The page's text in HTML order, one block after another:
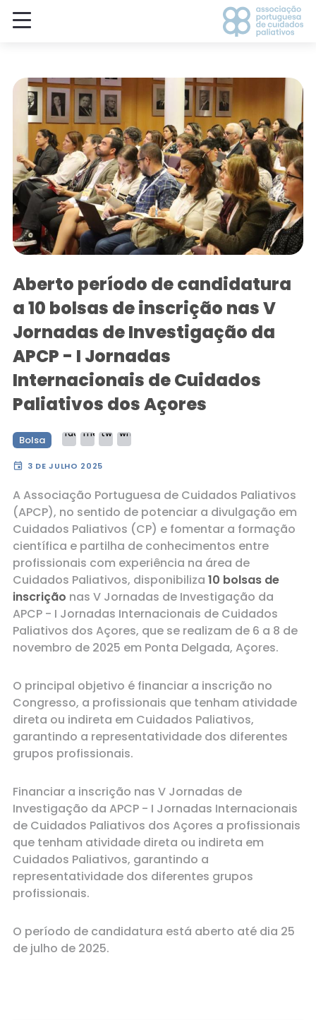
Aberto período de candidatura
a 10 bolsas de inscrição nas V
Jornadas de Investigação da
APCP - I Jornadas
Internacionais de Cuidados
Paliativos dos Açores
Bolsa
event 3 DE JULHO 2025
A Associação Portuguesa de Cuidados Paliativos
(APCP), no sentido de potenciar a divulgação em
Cuidados Paliativos (CP) e fomentar a formação
científica e partilha de conhecimentos entre
profissionais com experiência na área de
Cuidados Paliativos, disponibiliza 10 bolsas de
inscrição nas V Jornadas de Investigação da
APCP - I Jornadas Internacionais de Cuidados
Paliativos dos Açores, que se realizam de 6 a 8 de
novembro de 2025 em Ponta Delgada, Açores.
O principal objetivo é financiar a inscrição no
Congresso, a profissionais que tenham atividade
direta ou indireta em Cuidados Paliativos,
garantindo a representatividade dos diferentes
grupos profissionais.
Financiar a inscrição nas V Jornadas de
Investigação da APCP - I Jornadas Internacionais
de Cuidados Paliativos dos Açores a profissionais
que tenham atividade direta ou indireta em
Cuidados Paliativos, garantindo a
representatividade dos diferentes grupos
profissionais.
O período de candidatura está aberto até dia 25
de julho de 2025.